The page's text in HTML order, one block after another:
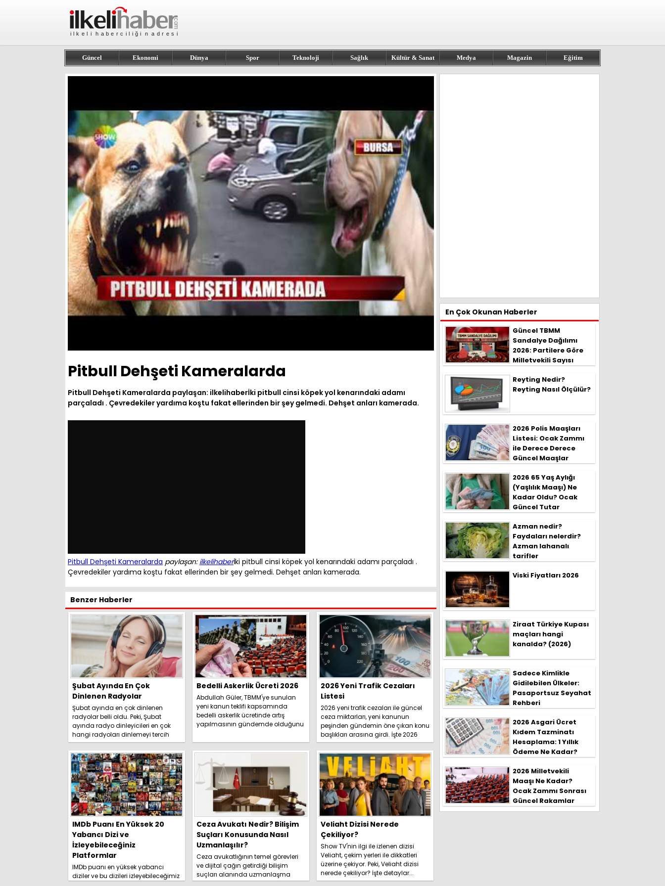
Güncel Ekonomi Dünya Spor Teknoloji Sağlık Kültür & Sanat Medya Magazin Eğitim
Pitbull Dehşeti Kameralarda
Pitbull Dehşeti Kameralarda paylaşan: ilkelihaberİki pitbull cinsi köpek yol kenarındaki adamı
parçaladı . Çevredekiler yardıma koştu fakat ellerinden bir şey gelmedi. Dehşet anları kamerada.
Pitbull Dehşeti Kameralarda paylaşan: ilkelihaberİki pitbull cinsi köpek yol kenarındaki adamı parçaladı .
Çevredekiler yardıma koştu fakat ellerinden bir şey gelmedi. Dehşet anları kamerada.
Benzer Haberler
Şubat Ayında En Çok
Dinlenen Radyolar
Şubat ayında en çok dinlenen
radyolar belli oldu. Peki, Şubat
ayında radyo dinleyicileri en çok
hangi radyoları dinlemeyi tercih
etti? İşte detaylar.....
Bedelli Askerlik Ücreti 2026
Abdullah Güler, TBMM'ye sunulan
yeni kanun teklifi kapsamında
bedelli askerlik ücretinde artış
yapılmasının gündemde olduğunu
2026 Yeni Trafik Cezaları
Listesi
2026 yeni trafik cezaları ile güncel
ceza miktarları, yeni kanunun
peşinden gündemin öne çıkan konu
başlıkları arasına girdi. İşte 2026
yeni trafik ce...
IMDb Puanı En Yüksek 20
Yabancı Dizi ve
İzleyebileceğiniz
Platformlar
IMDb puanı en yüksek yabancı
diziler ve bu dizileri izleyebileceğimiz
Ceza Avukatı Nedir? Bilişim
Suçları Konusunda Nasıl
Uzmanlaşılır?
Ceza avukatlığının temel görevleri
ve dijital çağın getirdiği bilişim
suçları alanında uzmanlaşma
yolları hakkında kapsamlı
Veliaht Dizisi Nerede
Çekiliyor?
Show TV'nin ilgi ile izlenen dizisi
Veliaht, çekim yerleri ile dikkatleri
üzerine çekiyor. Peki, Veliaht dizisi
nerede çekiliyor? İşte detaylar...
En Çok Okunan Haberler
Güncel TBMM
Sandalye Dağılımı
2026: Partilere Göre
Milletvekili Sayısı
Reyting Nedir?
Reyting Nasıl Ölçülür?
2026 Polis Maaşları
Listesi: Ocak Zammı
ile Derece Derece
Güncel Maaşlar
2026 65 Yaş Aylığı
(Yaşlılık Maaşı) Ne
Kadar Oldu? Ocak
Güncel Tutar
Azman nedir?
Faydaları nelerdir?
Azman lahanalı
tarifler
Viski Fiyatları 2026
Ziraat Türkiye Kupası
maçları hangi
kanalda? (2026)
Sadece Kimlikle
Gidilebilen Ülkeler:
Pasaportsuz Seyahat
Rehberi
2026 Asgari Ücret
Kıdem Tazminatı
Hesaplama: 1 Yıllık
Ödeme Ne Kadar?
2026 Milletvekili
Maaşı Ne Kadar?
Ocak Zammı Sonrası
Güncel Rakamlar